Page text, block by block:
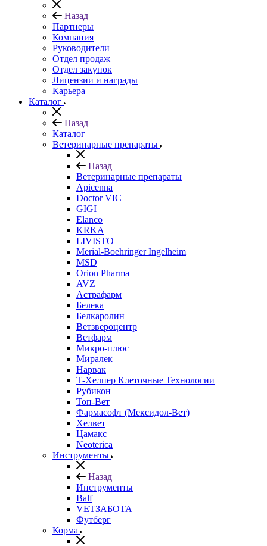
Назад
Партнеры
Компания
Руководители
Отдел продаж
Отдел закупок
Лицензии и награды
Карьера
Каталог
Назад
Каталог
Ветеринарные препараты
Назад
Ветеринарные препараты
Apicenna
Doctor VIC
GIGI
Elanco
KRKA
LIVISTO
Merial-Boehringer Ingelheim
MSD
Orion Pharma
AVZ
Астрафарм
Белека
Белкаролин
Ветзвероцентр
Ветфарм
Микро-плюс
Миралек
Нарвак
Т-Хелпер Клеточные Технологии
Рубикон
Топ-Вет
Фармасофт (Мексидол-Вет)
Хелвет
Цамакс
Neoterica
Инструменты
Назад
Инструменты
Balf
VETЗАБОТА
Футберг
Корма